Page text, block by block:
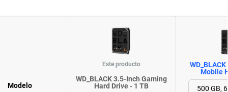
Modelo
Este producto
WD_BLACK 3.5-Inch Gaming
Hard Drive - 1 TB
Mobile